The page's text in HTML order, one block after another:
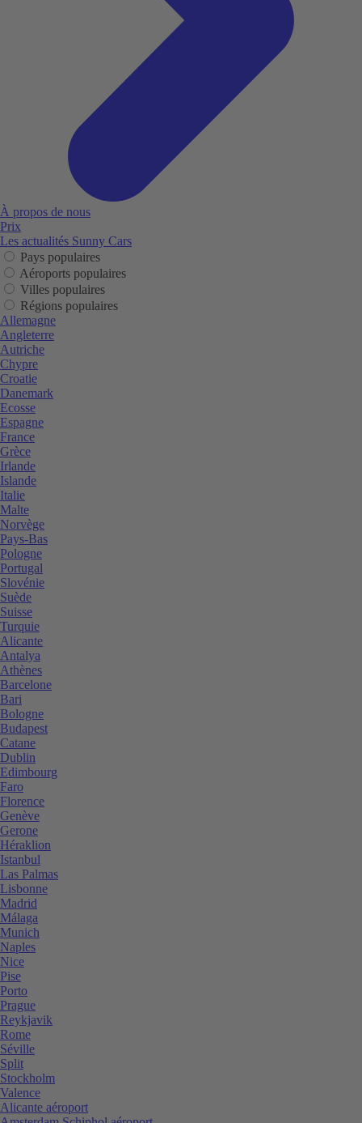
À propos de nous
Prix
Les actualités Sunny Cars
Pays populaires
Aéroports populaires
Villes populaires
Régions populaires
Allemagne
Angleterre
Autriche
Chypre
Croatie
Danemark
Ecosse
Espagne
France
Grèce
Irlande
Islande
Italie
Malte
Norvège
Pays-Bas
Pologne
Portugal
Slovénie
Suède
Suisse
Turquie
Alicante
Antalya
Athènes
Barcelone
Bari
Bologne
Budapest
Catane
Dublin
Edimbourg
Faro
Florence
Genève
Gerone
Héraklion
Istanbul
Las Palmas
Lisbonne
Madrid
Málaga
Munich
Naples
Nice
Pise
Porto
Prague
Reykjavik
Rome
Séville
Split
Stockholm
Valence
Alicante aéroport